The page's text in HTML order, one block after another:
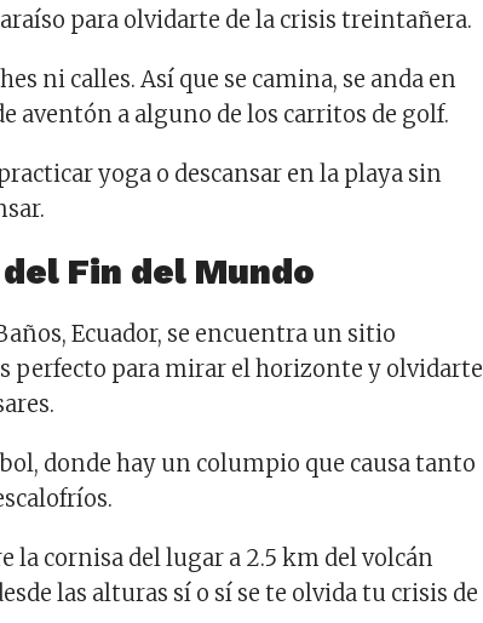
para olvidarte de la crisis treintañera.
ni calles. Así que se camina, se anda en
aventón a alguno de los carritos de golf.
yoga o descansar en la playa sin
Fin del Mundo
Ecuador, se encuentra un sitio
perfecto para mirar el horizonte y olvidarte
donde hay un columpio que causa tanto
la cornisa del lugar a 2.5 km del volcán
las alturas sí o sí se te olvida tu crisis de